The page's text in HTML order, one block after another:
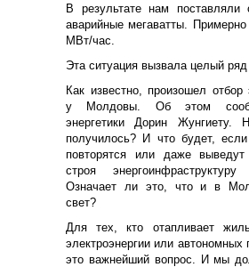
В результате нам поставляли
аварийные мегаватты.
МВт/час.
Эта ситуация вызвала целый ряд
Как известно, произошел отбор
у Молдовы. Об этом
энергетики Дорин Жунгиету.
получилось? И что будет,
повторятся или даже
строя
Означает ли это, что и в
свет?
Для тех, кто отапливает
электроэнергии или автономных
это важнейший вопрос. И мы